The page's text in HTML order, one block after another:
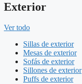
Exterior
Ver todo
Sillas de exterior
Mesas de exterior
Sofás de exterior
Sillones de exterior
Puffs de exterior